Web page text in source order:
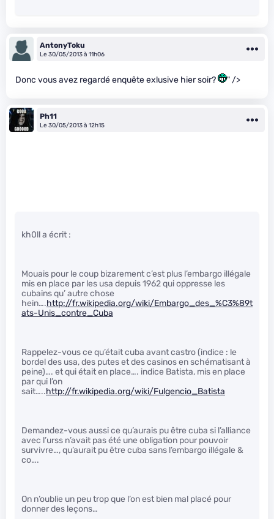
AntonyToku
Le 30/05/2013 à 11h06
Donc vous avez regardé enquête exlusive hier soir? " />
Ph11
Le 30/05/2013 à 12h15
kh0ll a écrit :
Mouais pour le coup bizarement c’est plus l’embargo illégale
mis en place par les usa depuis 1962 qui oppresse les
cubains qu’ autre chose
hein….http://fr.wikipedia.org/wiki/Embargo_des_%C3%89t
ats-Unis_contre_Cuba
Rappelez-vous ce qu’était cuba avant castro (indice : le
bordel des usa, des putes et des casinos en schématisant à
peine)…. et qui était en place…. indice Batista, mis en place
par qui l’on
sait…..http://fr.wikipedia.org/wiki/Fulgencio_Batista
Demandez-vous aussi ce qu’aurais pu être cuba si l’alliance
avec l’urss n’avait pas été une obligation pour pouvoir
survivre…, qu’aurait pu être cuba sans l’embargo illégale &
co….
On n’oublie un peu trop que l’on est bien mal placé pour
donner des leçons…